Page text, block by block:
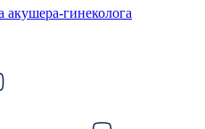
акушера-гинеколога